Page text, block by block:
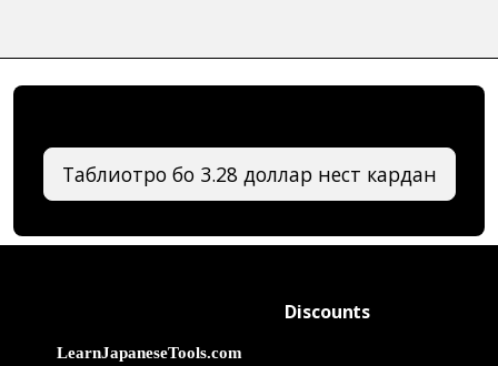
Таблиғотро бо 3.28 доллар нест кардан
Discounts